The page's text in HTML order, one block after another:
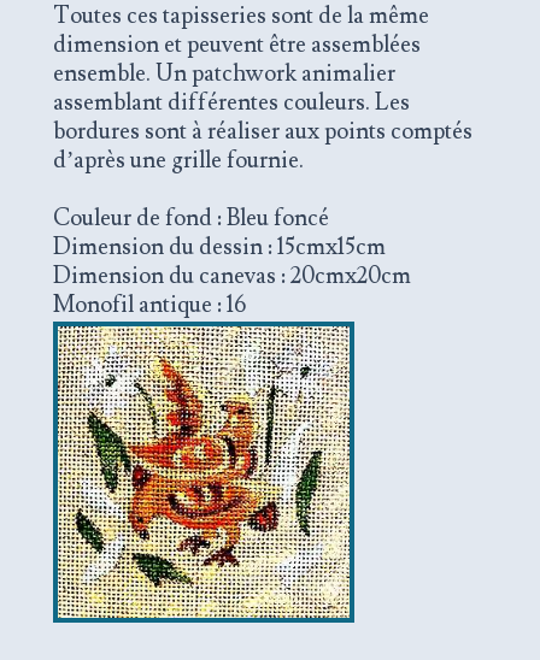
Toutes ces tapisseries sont de la même
dimension et peuvent être assemblées
ensemble. Un patchwork animalier
assemblant différentes couleurs. Les
bordures sont à réaliser aux points comptés
d’après une grille fournie.
Couleur de fond : Bleu foncé
Dimension du dessin : 15cmx15cm
Dimension du canevas : 20cmx20cm
Monofil antique : 16